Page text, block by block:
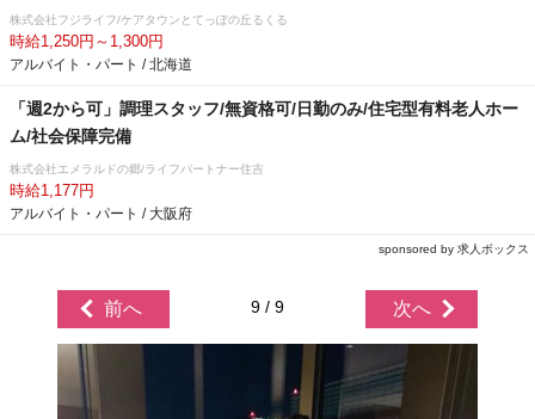
株式会社フジライフ/ケアタウンとてっぽの丘るくる
時給1,250円～1,300円
アルバイト・パート / 北海道
「週2から可」調理スタッフ/無資格可/日勤のみ/住宅型有料老人ホー
ム/社会保障完備
株式会社エメラルドの郷/ライフパートナー住吉
時給1,177円
アルバイト・パート / 大阪府
sponsored by 求人ボックス
前へ 9 / 9 次へ